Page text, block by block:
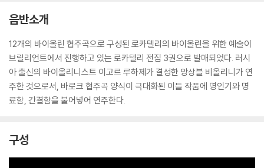
음반소개
12개의 바이올린 협주곡으로 구성된 로카텔리의 바이올린을 위한 예술이
브릴리언트에서 진행하고 있는 로카텔리 전집 3권으로 발매되었다. 러시
아 출신의 바이올리니스트 이고르 루하제가 결성한 앙상블 비올리니가 연
주한 것으로서, 바로크 협주곡 양식이 극대화된 이들 작품에 명인기와 명
료함, 간결함을 불어넣어 연주한다.
구성